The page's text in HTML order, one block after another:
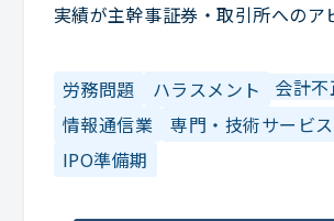
実績が主幹事証券・取引所へのア
労務問題 ハラスメント
会計
情報通信業
専門・技術サービ
IPO準備期